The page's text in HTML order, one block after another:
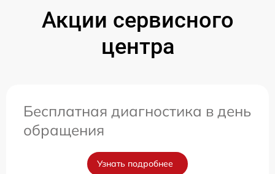
Акции сервисного
центра
Бесплатная диагностика в день
обращения
Узнать подробнее